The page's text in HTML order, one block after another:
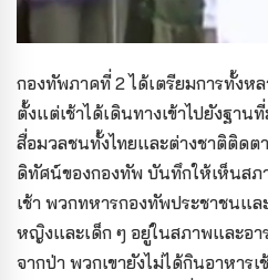
กองทัพภาคที่ 2 ได้เตรียมการทั้งห
ตั้งแต่เช้าได้เดินทางเข้าไปยังฐา
สื่อมวลชนทั้งไทยและต่างชาติติดต
ดิทัศน์ของกองทัพ บันทึกให้เห็นสภ
เช้า พวกทหารกองทัพประชาชนแ
หญิงและเด็ก ๆ อยู่ในสภาพและอ
จากป่า พวกเขายังไม่ได้กินอาหาร